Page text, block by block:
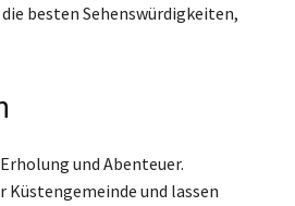
besten Sehenswürdigkeiten,
und Abenteuer.
Küstengemeinde und lassen